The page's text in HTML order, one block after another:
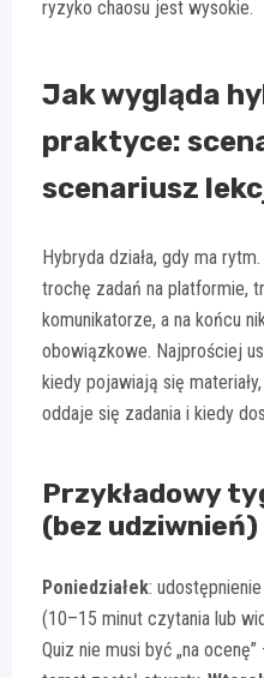
ryzyko chaosu jest wysokie.
Jak wygląda
praktyce:
scenariusz
Hybryda działa, gdy ma
trochę zadań na platformie,
komunikatorze, a na końcu
obowiązkowe. Najprościej
kiedy pojawiają się
oddaje się zadania i kiedy
Przykładowy
(bez udziwnień)
Poniedziałek:
(10–15 minut czytania lub
Quiz nie musi być „na